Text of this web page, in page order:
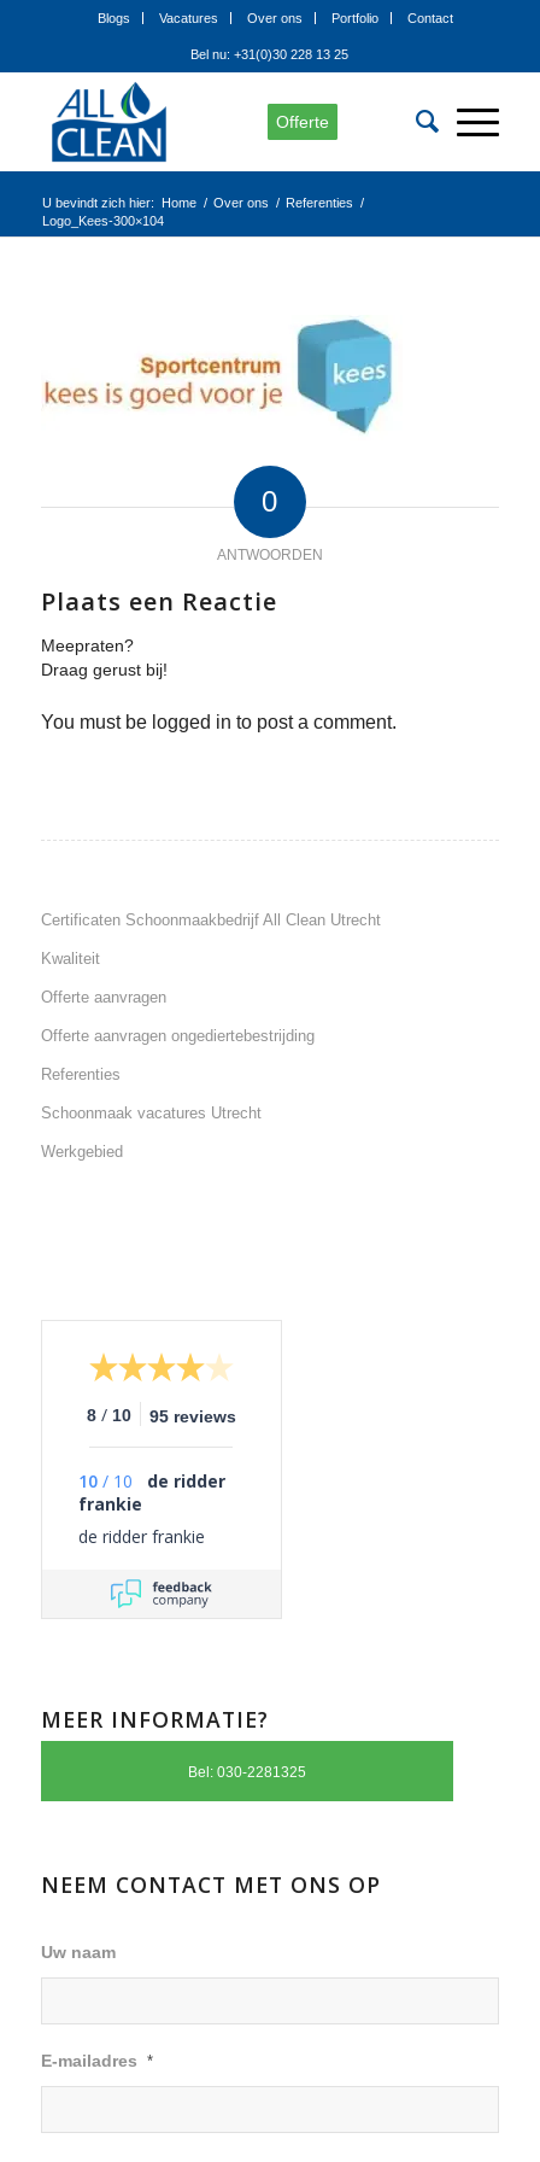
Blogs Vacatures Over ons Portfolio Contact
Bel nu: +31(0)30 228 13 25
Offerte
U bevindt zich hier: Home / Over ons / Referenties /
Logo_Kees-300×104
0
ANTWOORDEN
Plaats een Reactie
Meepraten?
Draag gerust bij!
You must be logged in to post a comment.
Certificaten Schoonmaakbedrijf All Clean Utrecht
Kwaliteit
Offerte aanvragen
Offerte aanvragen ongediertebestrijding
Referenties
Schoonmaak vacatures Utrecht
Werkgebied
8 / 10 95 reviews
10 / 10
de ridder
frankie
de ridder frankie
MEER INFORMATIE?
Bel: 030-2281325
NEEM CONTACT MET ONS OP
Uw naam
E-mailadres *